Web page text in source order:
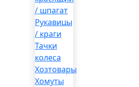
/ шпагат
Рукавицы
/ краги
Тачки
колеса
Хозтовары
Хомуты